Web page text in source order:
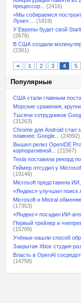
процессор...
(2416)
«Мы собираемся
Луне»....
(1819)
У Европы будет свой
(2676)
В США создали
(2301)
< 1 2 3 4 5
Популярные
США стали главным
Морские сражения,
Тысячи сотрудников
(31263)
Chrome для Android стал
плавнее: Google...
(24992)
Вышел релиз OpenIDE
корпоративной...
(21567)
Tesla поставила рекорд по
Геймер отсудил у Microsoft
(19146)
Microsoft представила ИИ,
«Яндекс» улучшил поиск
Microsoft и Mistral
(17353)
«Яндекс» посадил ИИ-
Первый трейлер и
(15709)
Учёные нашли способ
Закрытая Xbox студия-
Власть в OpenAI
(14758)